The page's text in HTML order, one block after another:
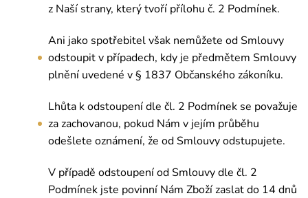
z Naší strany, který tvoří přílohu č. 2 Podmínek.
Ani jako spotřebitel však nemůžete od Smlouvy
odstoupit v případech, kdy je předmětem Smlouvy
plnění uvedené v § 1837 Občanského zákoníku.
Lhůta k odstoupení dle čl. 2 Podmínek se považuje
za zachovanou, pokud Nám v jejím průběhu
odešlete oznámení, že od Smlouvy odstupujete.
V případě odstoupení od Smlouvy dle čl. 2
Podmínek jste povinní Nám Zboží zaslat do 14 dnů